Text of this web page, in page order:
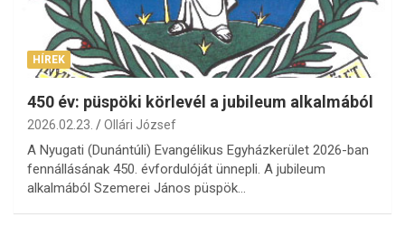
HÍREK
450 év: püspöki körlevél a jubileum alkalmából
2026.02.23. Ollári József
A Nyugati (Dunántúli) Evangélikus Egyházkerület 2026-ban
fennállásának 450. évfordulóját ünnepli. A jubileum
alkalmából Szemerei János püspök…